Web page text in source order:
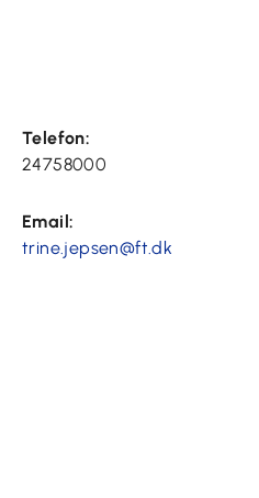
Telefon:
24758000
Email:
trine.jepsen@ft.dk